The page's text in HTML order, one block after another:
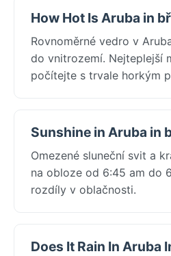
How Hot Is Aruba in
Rovnoměrné vedro v
do vnitrozemí. Nejteplejší
počítejte s trvale horkým
Sunshine in Aruba in
Omezené sluneční svit a
na obloze od 6:45 am do
rozdíly v oblačnosti.
Does It Rain In Aruba